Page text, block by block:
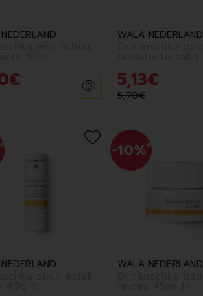
€
WALA NEDERLAND
5,13€
5,70€
* -10%*
WALA NEDERLAND